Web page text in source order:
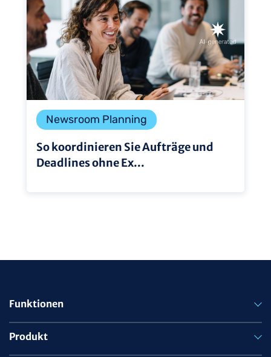
Newsroom Planning
So koordinieren Sie Aufträge und
Deadlines ohne Ex...
Funktionen
Produkt